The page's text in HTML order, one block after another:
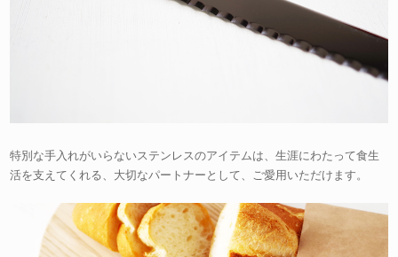
特別な手入れがいらないステンレスのアイテムは、生涯にわたって食生
活を支えてくれる、大切なパートナーとして、ご愛用いただけます。